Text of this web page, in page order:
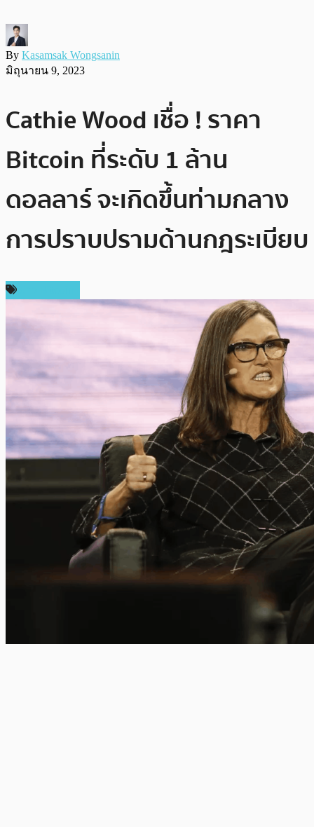
By Kasamsak Wongsanin
มิถุนายน 9, 2023
Cathie Wood เชื่อ ! ราคา
Bitcoin ที่ระดับ 1 ล้าน
ดอลลาร์ จะเกิดขึ้นท่ามกลาง
การปราบปรามด้านกฎระเบียบ